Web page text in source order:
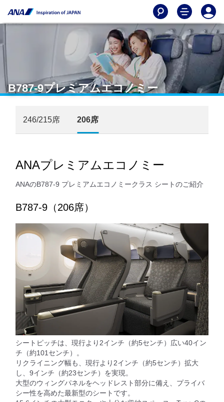
B787-9プレミアムエコノミー
246/215席 206席
ANAプレミアムエコノミー
ANAのB787-9 プレミアムエコノミークラス シートのご紹介
B787-9（206席）
シートピッチは、現行より2インチ（約5センチ）広い40イン
チ（約101センチ）。
リクライニング幅も、現行より2インチ（約5センチ）拡大
し、9インチ（約23センチ）を実現。
大型のウィングパネルをヘッドレスト部分に備え、プライバ
シー性を高めた最新型のシートです。